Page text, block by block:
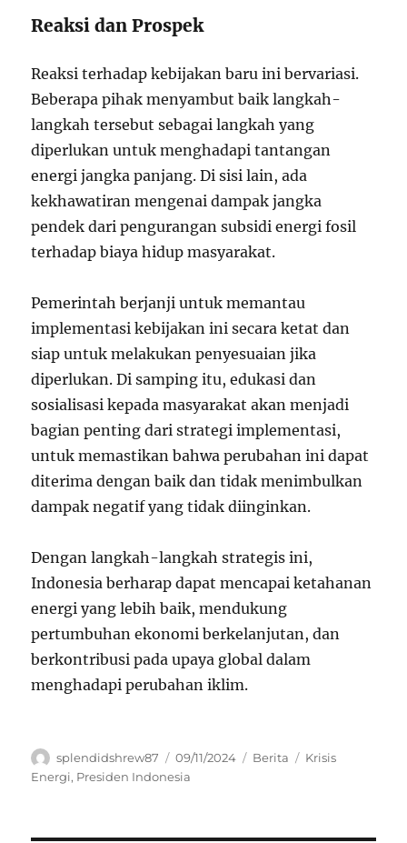
Reaksi dan Prospek
Reaksi terhadap kebijakan baru ini bervariasi.
Beberapa pihak menyambut baik langkah-
langkah tersebut sebagai langkah yang
diperlukan untuk menghadapi tantangan
energi jangka panjang. Di sisi lain, ada
kekhawatiran mengenai dampak jangka
pendek dari pengurangan subsidi energi fosil
terhadap biaya hidup masyarakat.
Pemerintah berjanji untuk memantau
implementasi kebijakan ini secara ketat dan
siap untuk melakukan penyesuaian jika
diperlukan. Di samping itu, edukasi dan
sosialisasi kepada masyarakat akan menjadi
bagian penting dari strategi implementasi,
untuk memastikan bahwa perubahan ini dapat
diterima dengan baik dan tidak menimbulkan
dampak negatif yang tidak diinginkan.
Dengan langkah-langkah strategis ini,
Indonesia berharap dapat mencapai ketahanan
energi yang lebih baik, mendukung
pertumbuhan ekonomi berkelanjutan, dan
berkontribusi pada upaya global dalam
menghadapi perubahan iklim.
Author
splendidshrew87
Posted
on
09/11/2024 Categories
Berita Tags
Krisis
Energi, Presiden Indonesia